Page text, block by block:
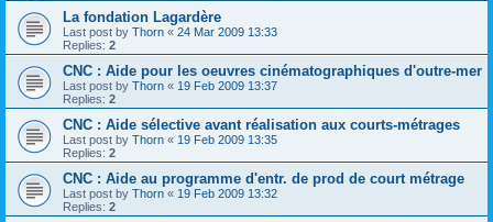
La fondation Lagardère
Last post by Thorn « 24 Mar 2009 13:33
Replies: 2
CNC : Aide pour les oeuvres cinématographiques d'outre-mer
Last post by Thorn « 19 Feb 2009 13:37
Replies: 2
CNC : Aide sélective avant réalisation aux courts-métrages
Last post by Thorn « 19 Feb 2009 13:35
Replies: 2
CNC : Aide au programme d'entr. de prod de court métrage
Last post by Thorn « 19 Feb 2009 13:32
Replies: 2